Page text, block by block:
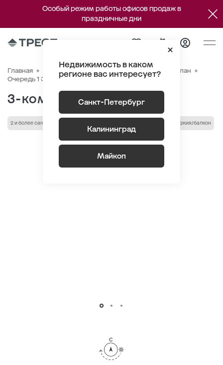
Особый режим работы офисов продаж в
праздничные дни
Недвижимость в каком
регионе вас интересует?
Санкт-Петербург
Калининград
Майкоп
Главная Квартиры
Генплан
Очередь 1 Этаж 19
Корпус 1 Квартира №159
3-комнатная 77.41 м
2 и более санузла лоджия/балкон